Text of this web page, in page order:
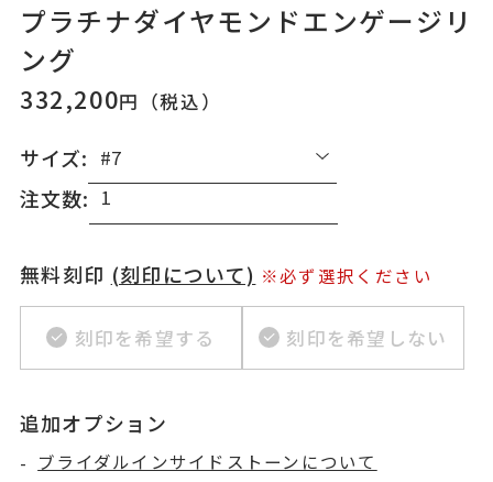
プラチナダイヤモンドエンゲージリ
ング
332,200円（税込）
サイズ:
注文数:
無料刻印 (刻印について) ※必ず選択ください
刻印を希望する 刻印を希望しない
追加オプション
- ブライダルインサイドストーンについて